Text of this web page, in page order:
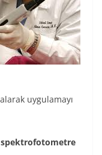
uygulamayı
spektrofotometre